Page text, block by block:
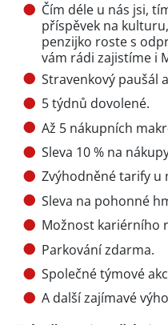
Čím déle u nás jsi,
příspěvek na
penzijko roste s
vám rádi zajistíme i
Stravenkový paušál
5 týdnů dovolené.
Až 5 nákupních
Sleva 10 % na
Zvýhodněné tarify
Sleva na pohonné
Možnost kariérního
Parkování zdarma.
Společné týmové
A další zajímavé